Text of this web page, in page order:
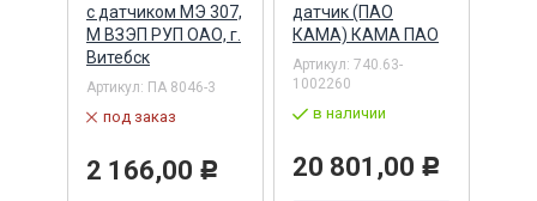
с датчиком МЭ 307,
М ВЗЭП РУП ОАО, г.
Витебск
Артикул: ПА 8046-3
под заказ
2 166,00 Р
датчик (ПАО
КАМА) КАМА ПАО
Артикул: 740.63-
1002260
в наличии
20 801,00 Р